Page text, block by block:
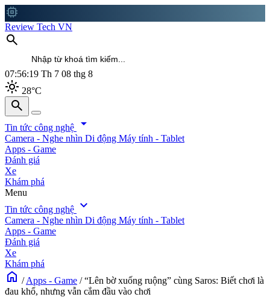
memory
Review Tech VN
search
07:56:21 Th 7 08 thg 8
light_mode 28°C
search
search
Tin tức công nghệ arrow_drop_down
Camera - Nghe nhìn Di động Máy tính - Tablet
Apps - Game
Đánh giá
Xe
Khám phá
Menu
Tin tức công nghệ expand_more
Camera - Nghe nhìn Di động Máy tính - Tablet
Apps - Game
Đánh giá
Xe
Khám phá
home / Apps - Game / “Lên bờ xuống ruộng” cùng Saros: Biết chơi là
đau khổ, nhưng vẫn cắm đầu vào chơi